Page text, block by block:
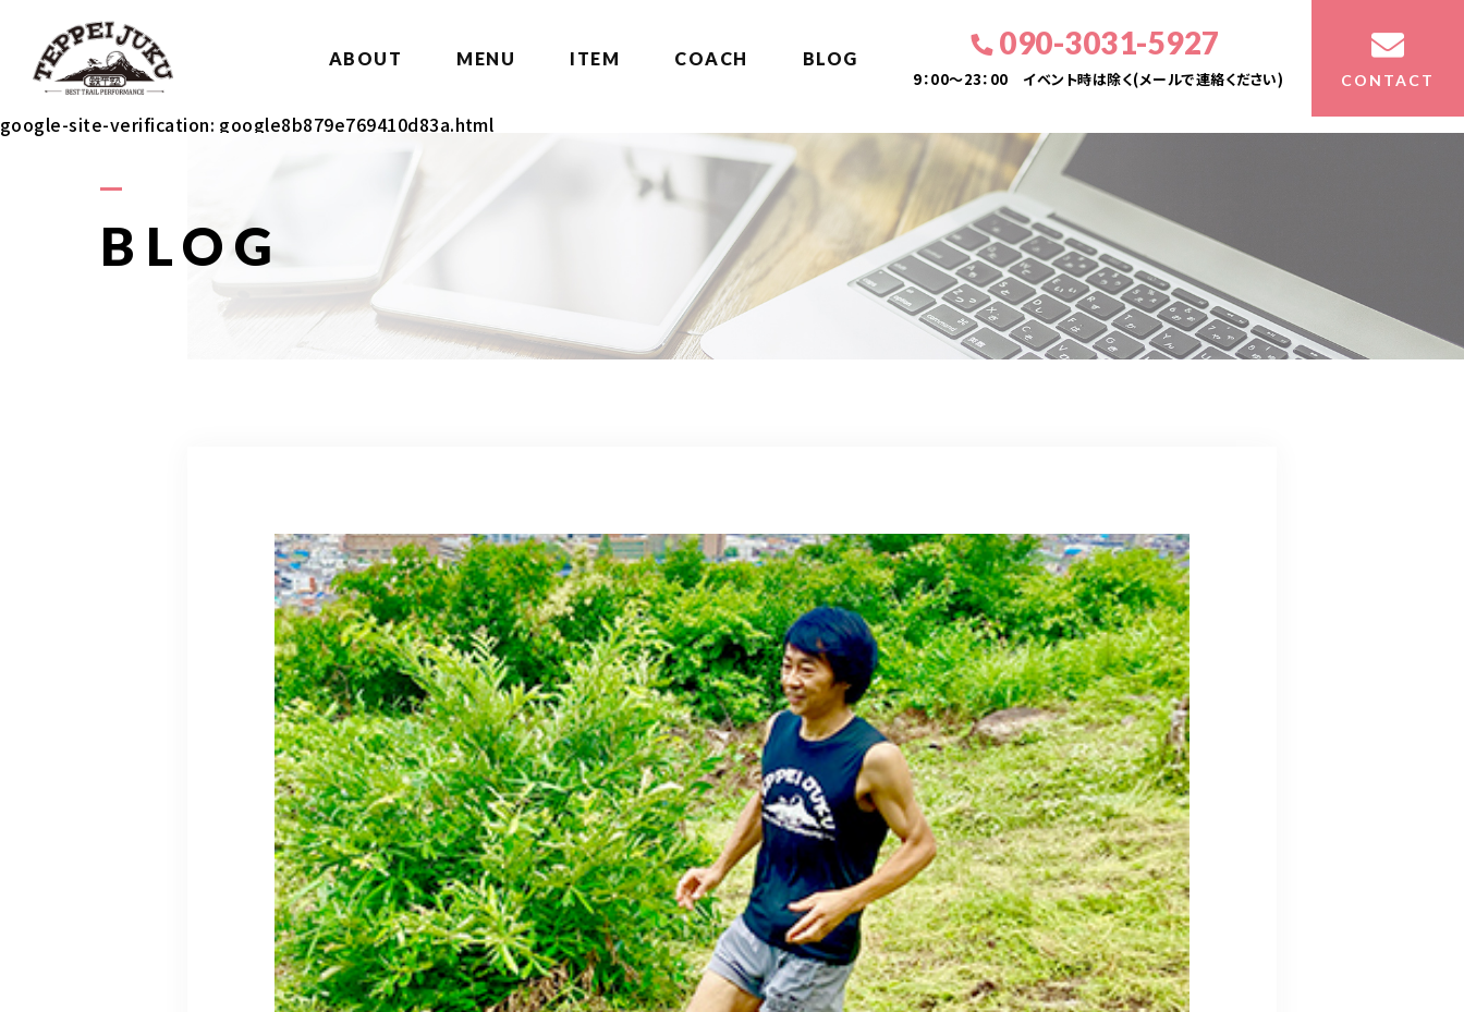
google-site-verification: google8b879e769410d83a.html
ABOUT MENU ITEM COACH BLOG 090-3031-5927
9：00～23：00 イベント時は除く(メールで連絡ください) CONTACT
BLOG